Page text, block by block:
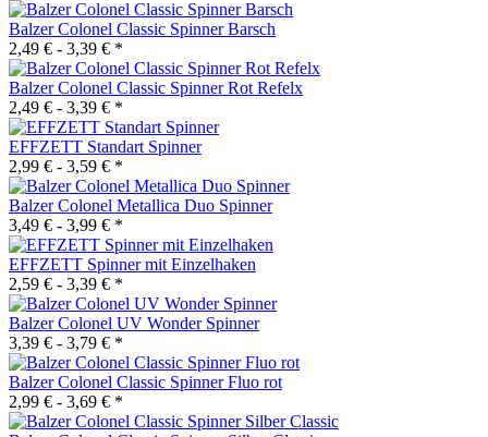
Balzer Colonel Classic Spinner Barsch
2,49 € - 3,39 € *
Balzer Colonel Classic Spinner Rot Refelx
2,49 € - 3,39 € *
EFFZETT Standart Spinner
2,99 € - 3,59 € *
Balzer Colonel Metallica Duo Spinner
3,49 € - 3,99 € *
EFFZETT Spinner mit Einzelhaken
2,59 € - 3,39 € *
Balzer Colonel UV Wonder Spinner
3,39 € - 3,79 € *
Balzer Colonel Classic Spinner Fluo rot
2,99 € - 3,69 € *